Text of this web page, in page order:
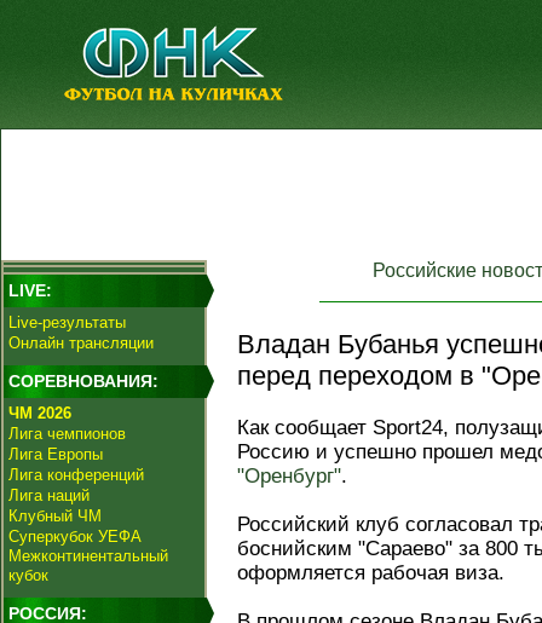
LIVE:
Live-результаты
Онлайн трансляции
СОРЕВНОВАНИЯ:
ЧМ 2026
Лига чемпионов
Лига Европы
Лига конференций
Лига наций
Клубный ЧМ
Суперкубок УЕФА
Межконтинентальный
кубок
РОССИЯ:
Российские
Владан Бубанья
перед переходом в
Как сообщает Sport24,
Россию и успешно прошел
"Оренбург".
Российский клуб согласовал
боснийским "Сараево" за 800
оформляется рабочая виза.